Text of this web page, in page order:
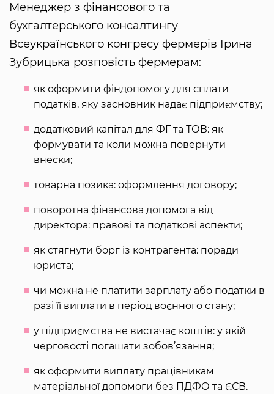
Менеджер з фінансового та
бухгалтерського консалтингу
Всеукраїнського конгресу фермерів Ірина
Зубрицька розповість фермерам:
як оформити фіндопомогу для сплати
податків, яку засновник надає підприємству;
додатковий капітал для ФГ та ТОВ: як
формувати та коли можна повернути
внески;
товарна позика: оформлення договору;
поворотна фінансова допомога від
директора: правові та податкові аспекти;
як стягнути борг із контрагента: поради
юриста;
чи можна не платити зарплату або податки в
разі її виплати в період воєнного стану;
у підприємства не вистачає коштів: у якій
черговості погашати зобов’язання;
як оформити виплату працівникам
матеріальної допомоги без ПДФО та ЄСВ.